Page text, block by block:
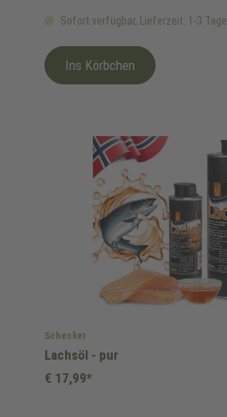
Sofort verfügbar, Lieferzeit: 1-3 Tage
Ins Körbchen
Schecker
Lachsöl - pur
€ 17,99*